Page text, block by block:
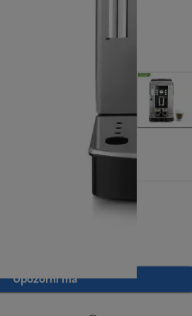
pôvodná cena 399,90 €
30 dní
Upozorni ma